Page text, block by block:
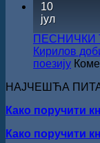
10
јул
ПЕСНИЧКИ
Кирилов
поезију
НАЈЧЕШЋА
Како поручити
Како поручити